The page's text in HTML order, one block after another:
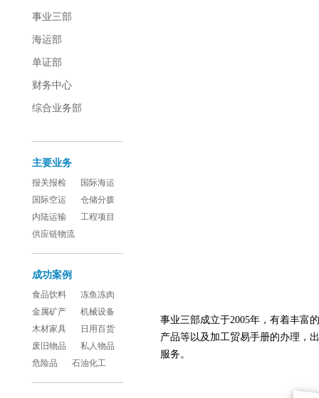
事业三部
海运部
单证部
财务中心
综合业务部
主要业务
报关报检
国际海运
国际空运
仓储分拨
内陆运输
工程项目
供应链物流
成功案例
食品饮料
冻鱼冻肉
金属矿产
机械设备
木材家具
日用百货
废旧物品
私人物品
危险品
石油化工
事业三部成立于2005年，有着丰富
产品等以及加工贸易手册的办理，
服务。